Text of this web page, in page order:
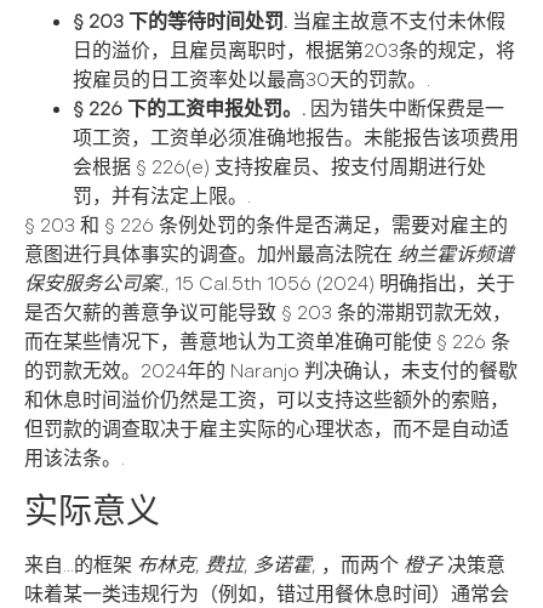
§ 203 下的等待时间处罚. 当雇主故意不支付未休假
日的溢价，且雇员离职时，根据第203条的规定，将
按雇员的日工资率处以最高30天的罚款。.
§ 226 下的工资申报处罚。. 因为错失中断保费是一
项工资，工资单必须准确地报告。未能报告该项费用
会根据 § 226(e) 支持按雇员、按支付周期进行处
罚，并有法定上限。.
§ 203 和 § 226 条例处罚的条件是否满足，需要对雇主的
意图进行具体事实的调查。加州最高法院在 纳兰霍诉频谱
保安服务公司案., 15 Cal.5th 1056 (2024) 明确指出，关于
是否欠薪的善意争议可能导致 § 203 条的滞期罚款无效，
而在某些情况下，善意地认为工资单准确可能使 § 226 条
的罚款无效。2024年的 Naranjo 判决确认，未支付的餐歇
和休息时间溢价仍然是工资，可以支持这些额外的索赔，
但罚款的调查取决于雇主实际的心理状态，而不是自动适
用该法条。.
实际意义
来自...的框架 布林克, 费拉, 多诺霍, ，而两个 橙子决策意
味着某一类违规行为（例如，错过用餐休息时间）通常会